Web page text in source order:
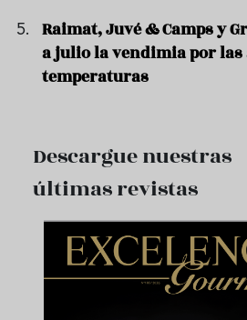
Raimat, Juvé & Camps y
a julio la vendimia por las
temperaturas
Descargue nuestras
últimas revistas